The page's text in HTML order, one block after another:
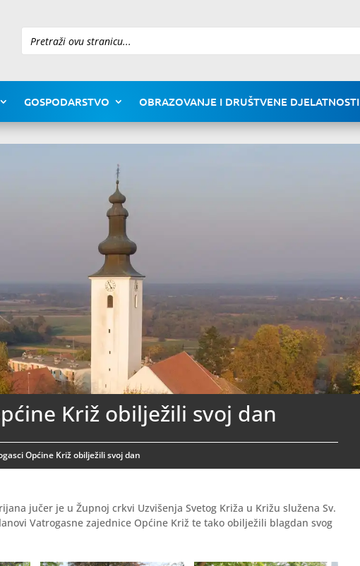
Pretraži
GOSPODARSTVO OBRAZOVANJE I DRUŠTVENE DJELATNOSTI
Križ obilježili svoj dan
Općine Križ obilježili svoj dan
jučer je u Župnoj crkvi Uzvišenja Svetog Križa u Križu služena Sv.
Vatrogasne zajednice Općine Križ te tako obilježili blagdan svog